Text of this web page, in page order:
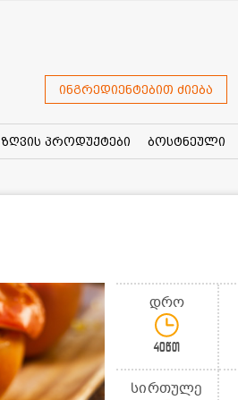
ინგრედიენტებით ძიება
ზღვის პროდუქტები ბოსტნეული
დრო
40წთ
სირთულე